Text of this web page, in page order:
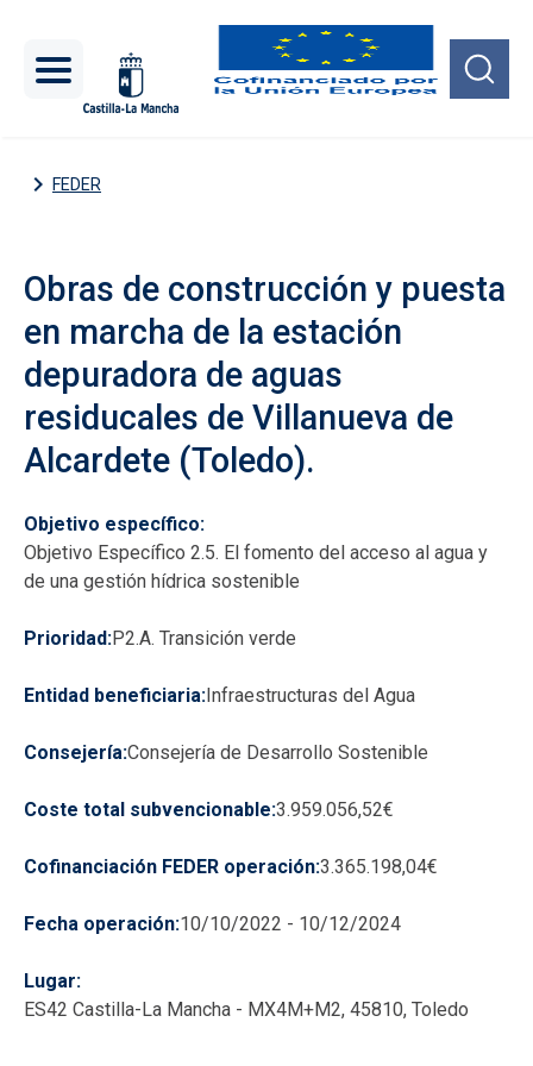
FEDER
Obras de construcción y puesta
en marcha de la estación
depuradora de aguas
residucales de Villanueva de
Alcardete (Toledo).
Objetivo específico
Objetivo Específico 2.5. El fomento del acceso al agua y
de una gestión hídrica sostenible
Prioridad P2.A. Transición verde
Entidad beneficiaria Infraestructuras del Agua
Consejería Consejería de Desarrollo Sostenible
Coste total subvencionable 3.959.056,52€
Cofinanciación FEDER operación 3.365.198,04€
Fecha operación 10/10/2022 - 10/12/2024
Lugar
ES42 Castilla-La Mancha - MX4M+M2, 45810, Toledo